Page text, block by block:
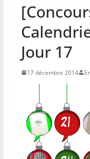
Jour 17
17 décembre 2014